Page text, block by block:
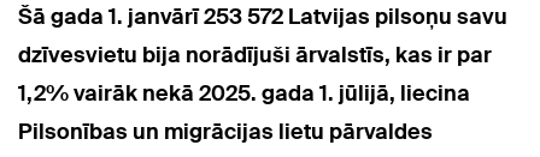
Šā gada 1. janvārī 253 572 Latvijas pilsoņu savu
dzīvesvietu bija norādījuši ārvalstīs, kas ir par
1,2% vairāk nekā 2025. gada 1. jūlijā, liecina
Pilsonības un migrācijas lietu pārvaldes